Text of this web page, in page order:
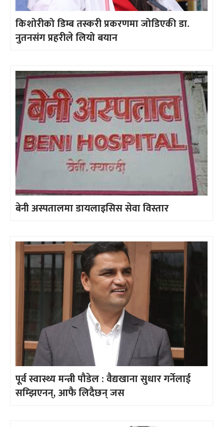
किशोरीको डिम्ब तस्करी प्रकरणमा जोडिएकी डा.
नुतनसंग प्रहरीले लियो बयान
बेनी अस्पतालमा डायलाइसिस सेवा विस्तार
पूर्व स्वास्थ्य मन्त्री पौडेल : वैद्यखाना सुधार गर्नेलाई
सम्झिएनन्, आफै लिदैछन् जस